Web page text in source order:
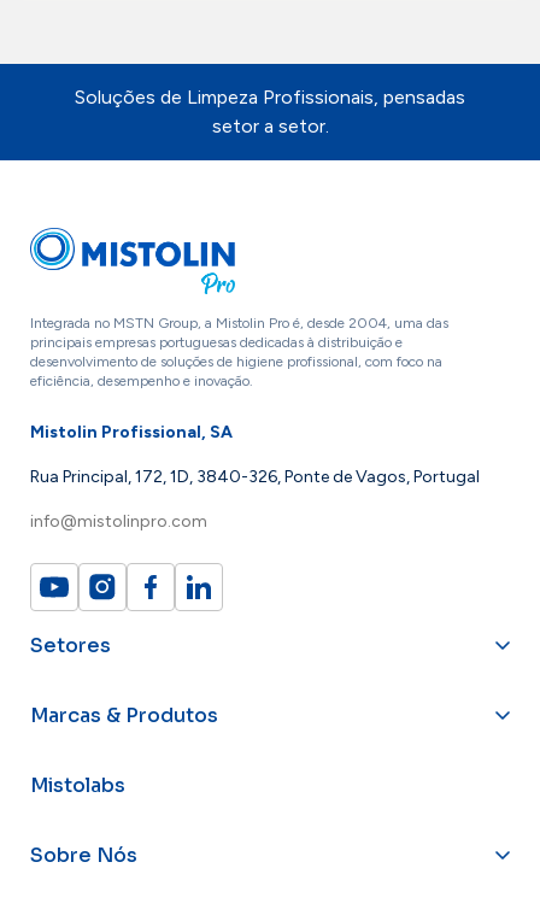
Soluções de Limpeza Profissionais, pensadas
setor a setor.
Integrada no MSTN Group, a Mistolin Pro é, desde 2004, uma das
principais empresas portuguesas dedicadas à distribuição e
desenvolvimento de soluções de higiene profissional, com foco na
eficiência, desempenho e inovação.
Mistolin Profissional, SA
Rua Principal, 172, 1D, 3840-326, Ponte de Vagos, Portugal
info@mistolinpro.com
Setores
Marcas & Produtos
Mistolabs
Sobre Nós